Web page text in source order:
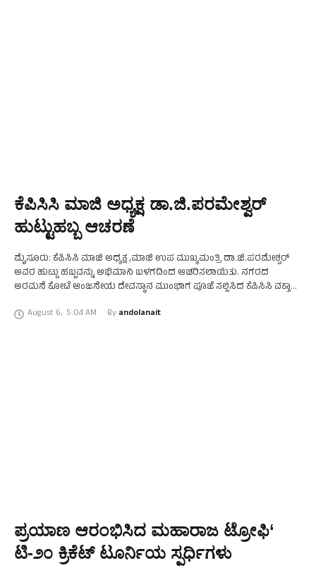
ಕೆಪಿಸಿಸಿ ಮಾಜಿ ಅಧ್ಯಕ್ಷ ಡಾ.ಜಿ.ಪರಮೇಶ್ವರ್
ಹುಟ್ಟುಹಬ್ಬ‌ ಆಚರಣೆ
ಮೈಸೂರು: ಕೆಪಿಸಿಸಿ ಮಾಜಿ ಅಧ್ಯಕ್ಷ ,ಮಾಜಿ ಉಪ ಮುಖ್ಯಮಂತ್ರಿ ಡಾ.ಜಿ.ಪರಮೇಶ್ವರ್
ಅವರ ಹುಟ್ಟು ಹಬ್ಬವನ್ನು ಅಭಿಮಾನಿ ಬಳಗದಿಂದ ಆಚರಿಸಲಾಯಿತು. ನಗರದ
ಅರಮನೆ ಕೋಟೆ ಆಂಜನೇಯ ದೇವಸ್ಥಾನ ಮುಂಭಾಗ ಪೂಜೆ ಸಲ್ಲಿಸಿದ ಕೆಪಿಸಿಸಿ ವಕ್ತಾರ
August 6, 5:04 AM By andolanait
ಪ್ರಯಾಣ ಆರಂಭಿಸಿದ ಮಹಾರಾಜ ಟ್ರೋಫಿ‘
ಟಿ-೨೦ ಕ್ರಿಕೆಟ್ ಟೂರ್ನಿಯ ಸ್ಪರ್ಧಿಗಳು